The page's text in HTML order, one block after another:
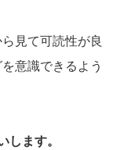
見て可読性が良
意識できるよう
ます。